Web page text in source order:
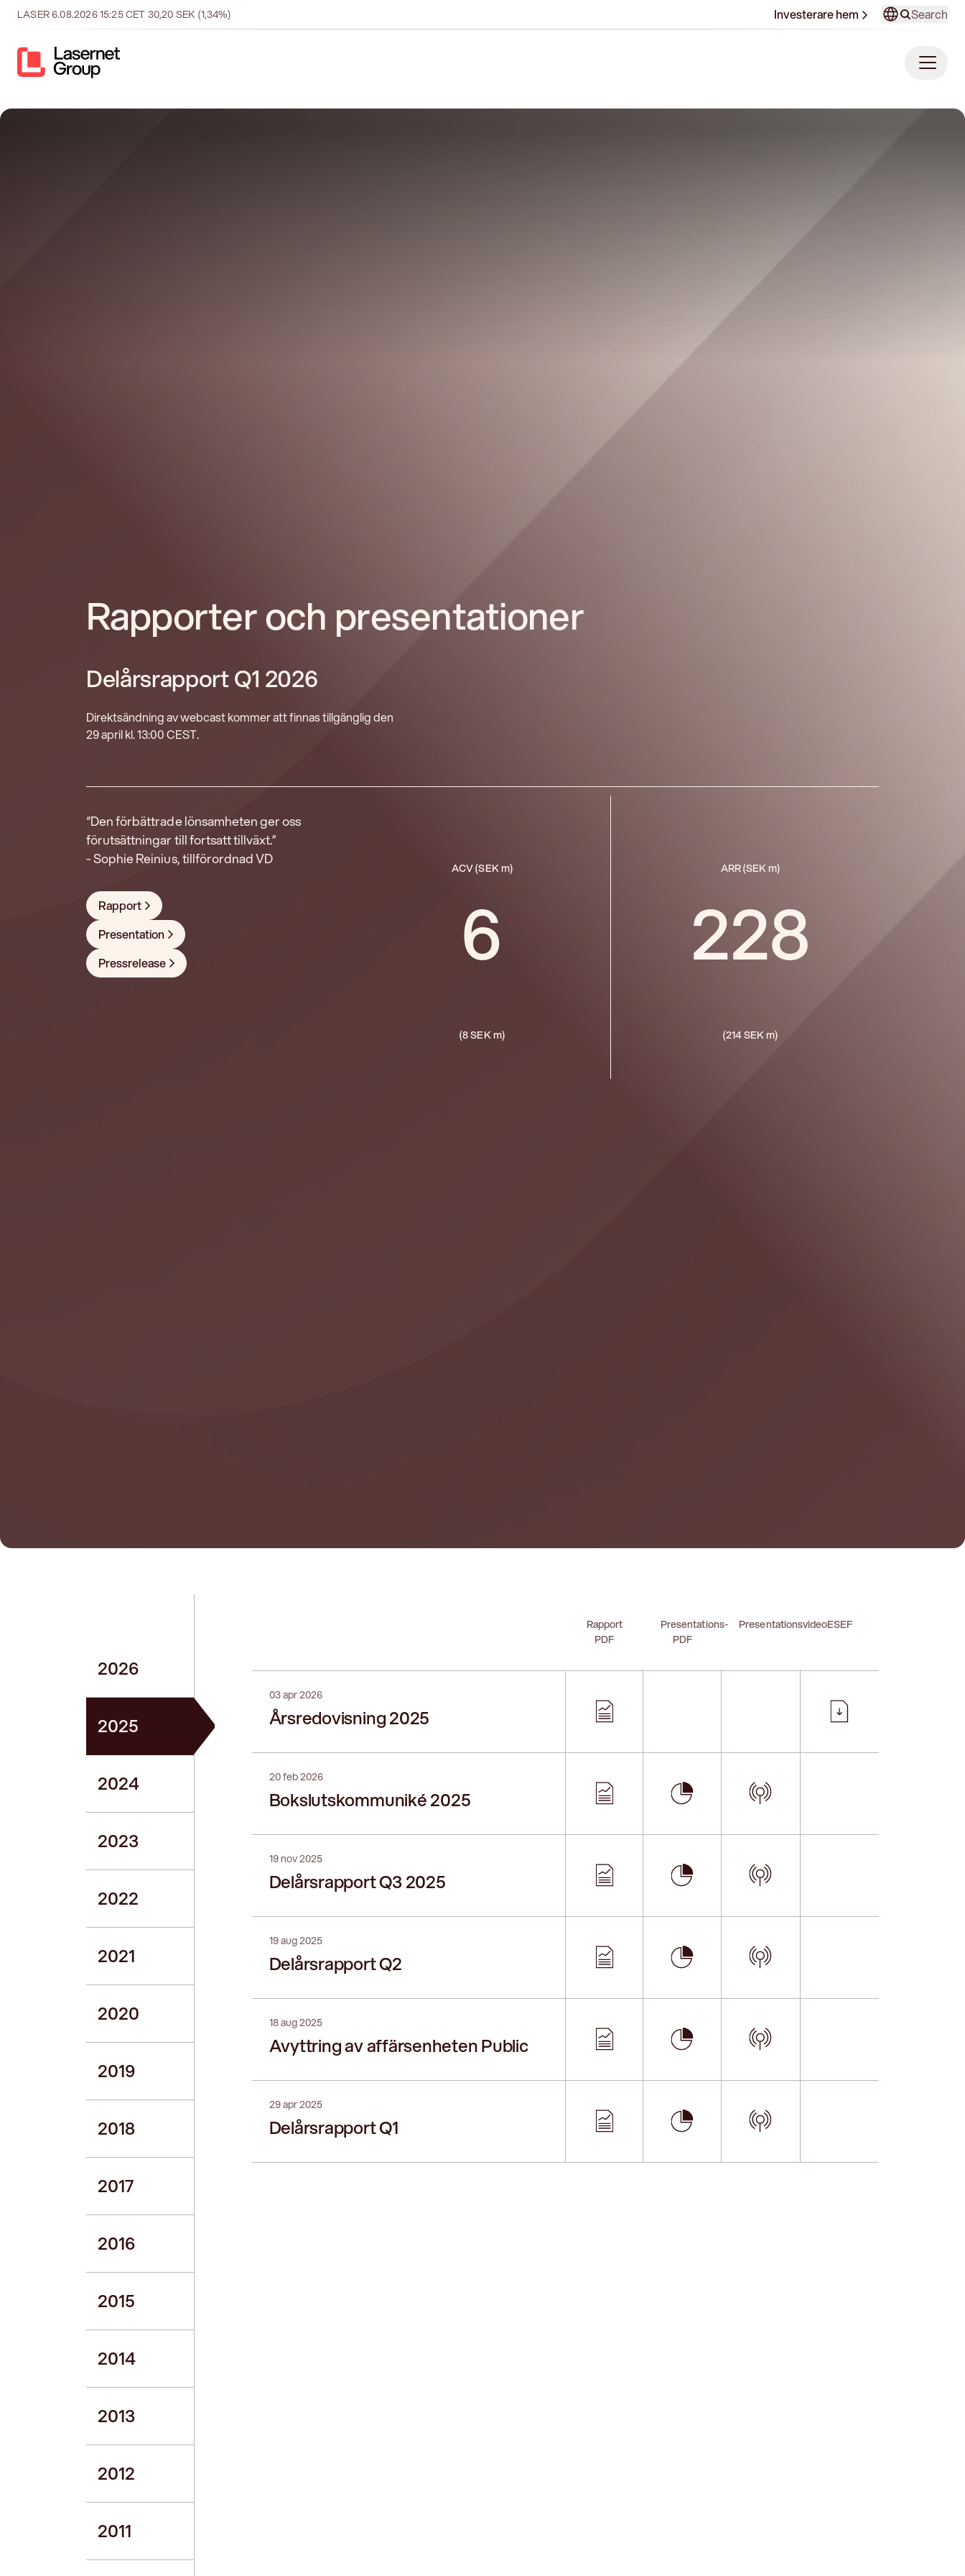
LASER6.08.202615:25CET 30,20 SEK (1,34%) Investerare hem Search
Rapporter och presentationer
Delårsrapport Q1 2026
Direktsändning av webcast kommer att finnas tillgänglig den
29 april kl. 13:00 CEST.
“Den förbättrade lönsamheten ger oss
förutsättningar till fortsatt tillväxt.”
- Sophie Reinius, tillförordnad VD
Rapport
Presentation
Pressrelease
ACV (SEK m)
6
(8 SEK m)
ARR (SEK m)
228
(214 SEK m)
2026
2025
2024
2023
2022
2021
2020
2019
2018
2017
2016
2015
2014
2013
2012
2011
Rapport
PDF
Presentations-
PDF
PresentationsvideoESEF
03 apr 2026
Årsredovisning 2025
20 feb 2026
Bokslutskommuniké 2025
19 nov 2025
Delårsrapport Q3 2025
19 aug 2025
Delårsrapport Q2
18 aug 2025
Avyttring av affärsenheten Public
29 apr 2025
Delårsrapport Q1